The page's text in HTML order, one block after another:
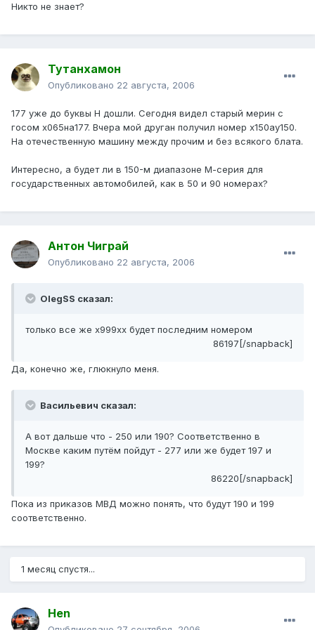
Никто не знает?
Тутанхамон
Опубликовано 22 августа, 2006
177 уже до буквы Н дошли. Сегодня видел старый мерин с
госом х065на177. Вчера мой друган получил номер х150ау150.
На отечественную машину между прочим и без всякого блата.
Интересно, а будет ли в 150-м диапазоне М-серия для
государственных автомобилей, как в 50 и 90 номерах?
Антон Чиграй
Опубликовано 22 августа, 2006
OlegSS сказал:
только все же х999хх будет последним номером
86197[/snapback]
Да, конечно же, глюкнуло меня.
Васильевич сказал:
А вот дальше что - 250 или 190? Соответственно в
Москве каким путём пойдут - 277 или же будет 197 и
199?
86220[/snapback]
Пока из приказов МВД можно понять, что будут 190 и 199
соответственно.
1 месяц спустя...
Hen